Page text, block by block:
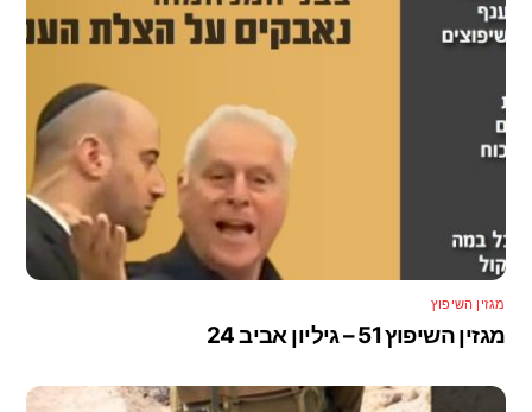
מגזין השיפוץ
מגזין השיפוץ 51 – גיליון אביב 24